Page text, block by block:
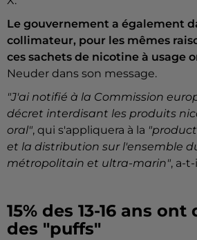
Le gouvernement a également
collimateur, pour les mêmes
ces sachets de nicotine à usage
Neuder dans son message.
"J'ai notifié à la Commission
décret interdisant les produits
oral", qui s'appliquera à la
et la distribution sur l'ensemble
métropolitain et ultra-marin", a-
15% des 13-16 ans
des "puffs"